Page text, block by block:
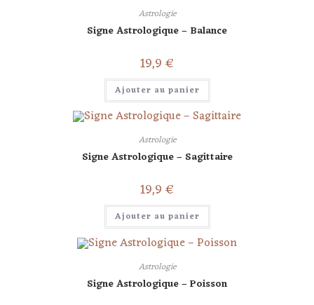
Astrologie
Signe Astrologique – Balance
19,9€
Ajouter au panier
Astrologie
Signe Astrologique – Sagittaire
19,9€
Ajouter au panier
Astrologie
Signe Astrologique – Poisson